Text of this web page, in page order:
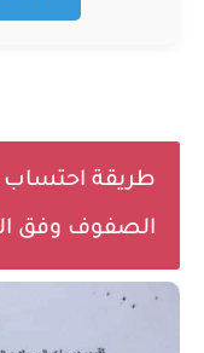
طريقة احتساب
الصفوف وفق